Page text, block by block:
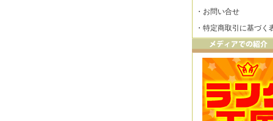
・ お問い合せ
・ 特定商取引に基づく